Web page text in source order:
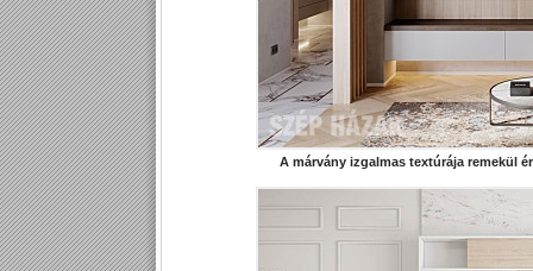
A márvány izgalmas textúrája remekül